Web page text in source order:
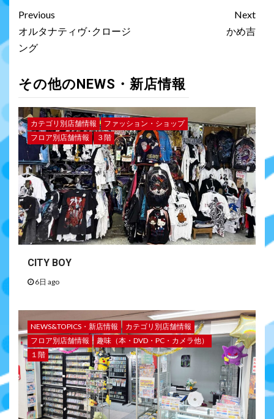
Previous
オルタナティヴ･クロージ
ング
Next
かめ吉
その他のNEWS・新店情報
カテゴリ別店舗情報
ファッション・ショップ
フロア別店舗情報
３階
CITY BOY
6日 ago
NEWS&TOPICS・新店情報
カテゴリ別店舗情報
フロア別店舗情報
趣味（本・DVD・PC・カメラ他）
１階